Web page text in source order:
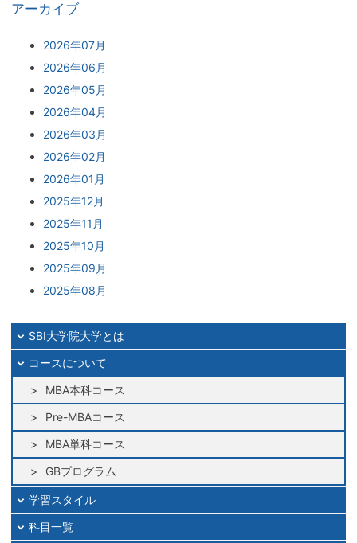
アーカイブ
2026年07月
2026年06月
2026年05月
2026年04月
2026年03月
2026年02月
2026年01月
2025年12月
2025年11月
2025年10月
2025年09月
2025年08月
2025年06月
2025年05月
2025年04月
2025年03月
2025年02月
2025年01月
2024年12月
2024年11月
2024年10月
2024年09月
SBI大学院大学とは
コースについて
MBA本科コース
Pre-MBAコース
MBA単科コース
GBプログラム
学習スタイル
科目一覧